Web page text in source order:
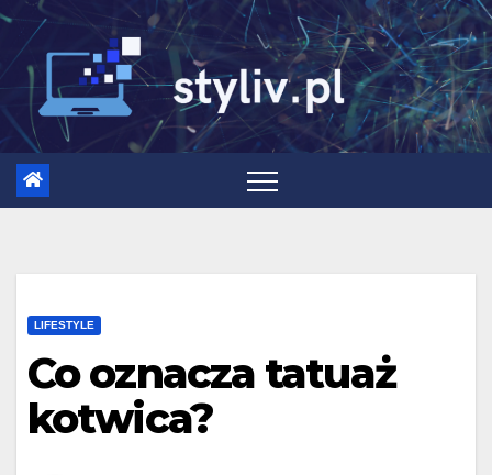
Skip
content
LIFESTYLE
Co oznacza tatuaż
kotwica?